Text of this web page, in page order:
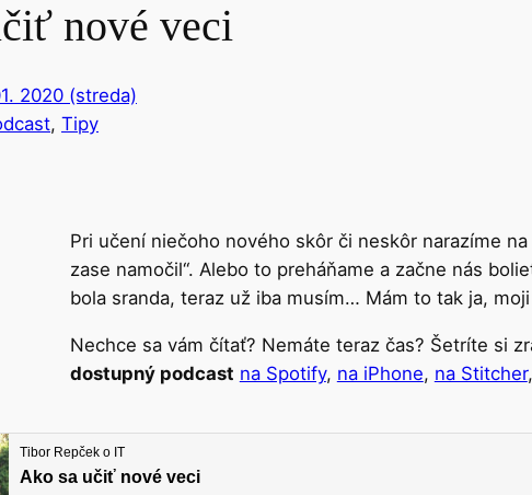
nové veci
2020 (streda)
, Tipy
Pri učení niečoho nového skôr či neskôr narazíme
zase namočil“. Alebo to preháňame a začne nás
bola sranda, teraz už iba musím… Mám to tak ja,
Nechce sa vám čítať? Nemáte teraz čas? Šetríte si
dostupný podcast na Spotify, na iPhone, na Stitcher,